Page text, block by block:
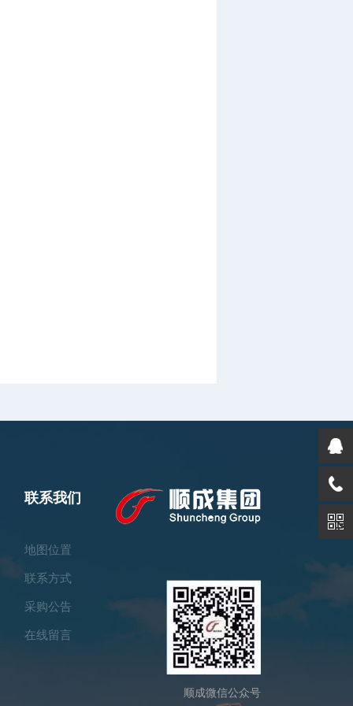
联系我们
地图位置
联系方式
采购公告
在线留言
顺成微信公众号